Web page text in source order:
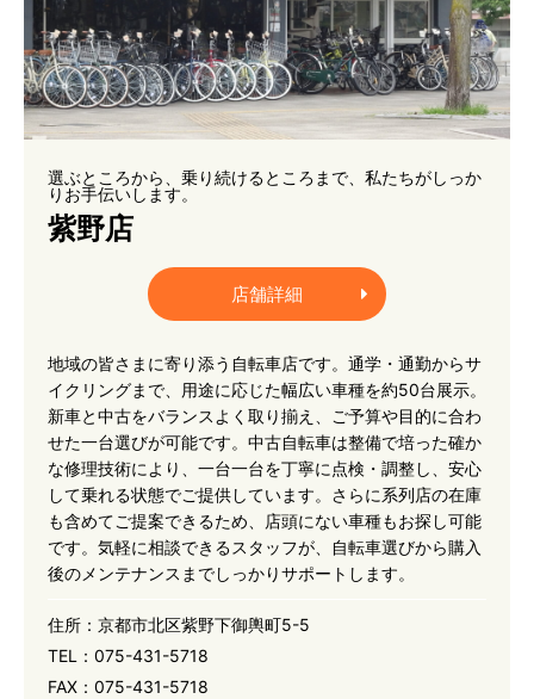
選ぶところから、乗り続けるところまで、私たちがしっか
りお手伝いします。
紫野店
店舗詳細
地域の皆さまに寄り添う自転車店です。通学・通勤からサ
イクリングまで、用途に応じた幅広い車種を約50台展示。
新車と中古をバランスよく取り揃え、ご予算や目的に合わ
せた一台選びが可能です。中古自転車は整備で培った確か
な修理技術により、一台一台を丁寧に点検・調整し、安心
して乗れる状態でご提供しています。さらに系列店の在庫
も含めてご提案できるため、店頭にない車種もお探し可能
です。気軽に相談できるスタッフが、自転車選びから購入
後のメンテナンスまでしっかりサポートします。
住所： 京都市北区紫野下御輿町5-5
TEL： 075-431-5718
FAX： 075-431-5718